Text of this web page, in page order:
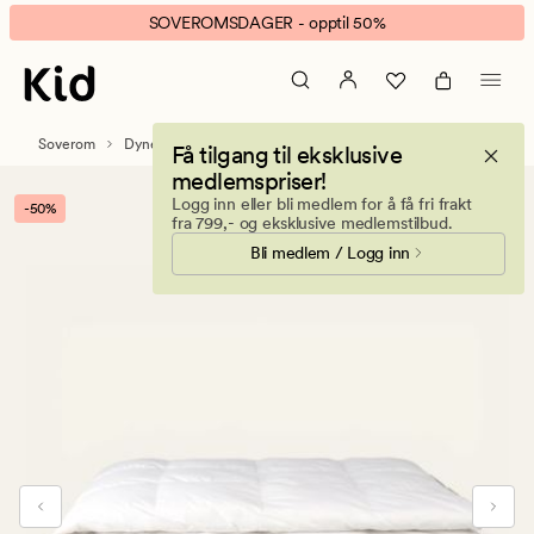
Disa
helårs
dundyne
hvit
banner.
Klikk
ESCAPE
pause.
SOVEROMSDAGER - opptil 50%
Få tilgang til eksklusive
medlemspriser!
Logg inn eller bli medlem for å få fri frakt
fra 799,- og eksklusive medlemstilbud.
Bli medlem / Logg inn
Soverom Dyner Dundyner
-50%